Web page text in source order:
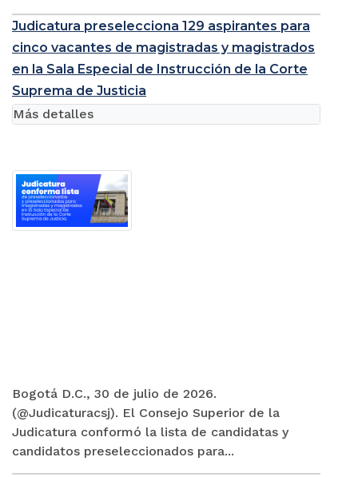
Judicatura preselecciona 129 aspirantes para
cinco vacantes de magistradas y magistrados
en la Sala Especial de Instrucción de la Corte
Suprema de Justicia
Bogotá D.C., 30 de julio de 2026.
(@Judicaturacsj). El Consejo Superior de la
Judicatura conformó la lista de candidatas y
candidatos preseleccionados para...
Más detalles